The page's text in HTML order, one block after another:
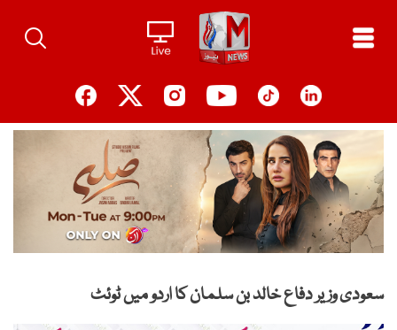
content
سعودی وزیر دفاع خالد بن سلمان کا اردو میں ٹوئٹ